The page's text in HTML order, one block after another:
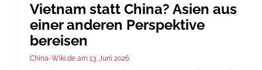
Vietnam statt China? Asien aus
einer anderen Perspektive
bereisen
China-Wiki.de 13. Juni 2026